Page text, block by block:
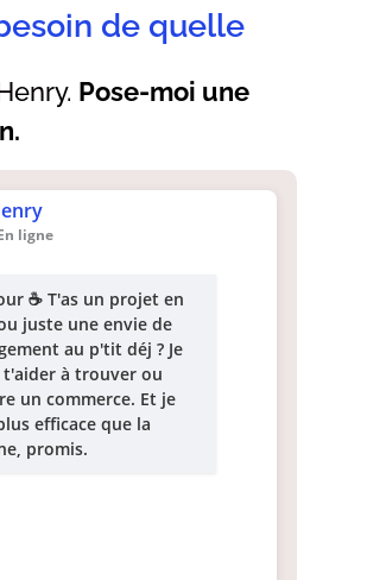
ligne
☕ T'as un projet en
juste une envie de
au p'tit déj ? Je
t'aider à trouver ou
un commerce. Et je
efficace que la
promis.
Pose-moi une
de quelle